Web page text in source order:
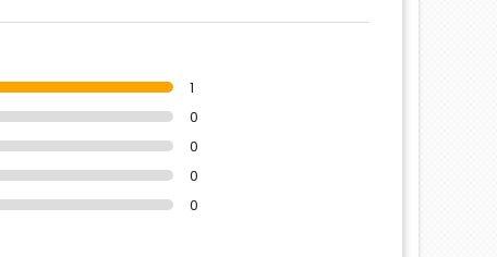
1
0
0
0
0